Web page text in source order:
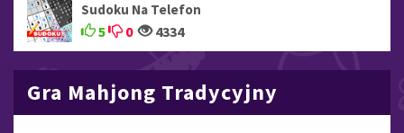
Sudoku Na Telefon
5 0 4334
Gra Mahjong Tradycyjny